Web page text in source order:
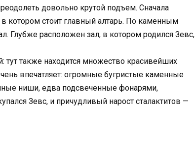
довольно крутой подъем. Сначала
котором стоит главный алтарь. По каменным
Глубже расположен зал, в котором родился Зевс,
тут также находится множество красивейших
впечатляет: огромные бугристые каменные
ниши, едва подсвеченные фонарями,
Зевс, и причудливый нарост сталактитов —